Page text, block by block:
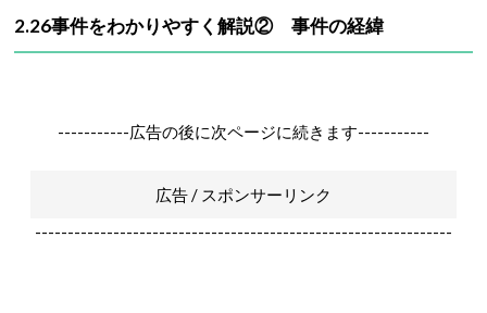
2.26事件をわかりやすく解説② 事件の経緯
-----------広告の後に次ページに続きます-----------
広告 / スポンサーリンク
----------------------------------------------------------------